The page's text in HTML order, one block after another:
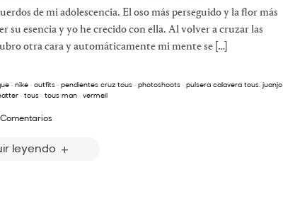
de mi adolescencia. El oso más perseguido y la flor más
su esencia y yo he crecido con ella. Al volver a cruzar las
otra cara y automáticamente mi mente se […]
· nike· outfits· pendientes cruz tous· photoshoots· pulsera calavera tous. juanjo
· tous· tous man· vermeil
leyendo